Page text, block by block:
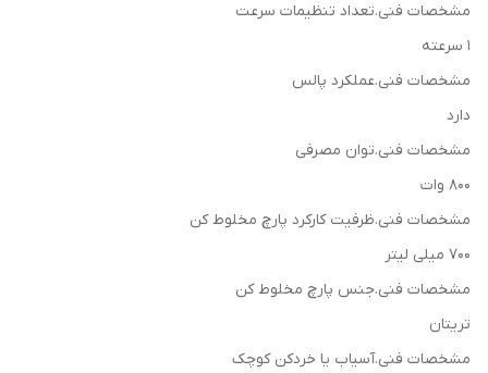
مشخصات فنی.تعداد تنظیمات سرعت
1 سرعته
مشخصات فنی.عملکرد پالس
دارد
مشخصات فنی.توان مصرفی
800 وات
مشخصات فنی.ظرفیت کارکرد پارچ مخلوط کن
700 میلی لیتر
مشخصات فنی.جنس پارچ مخلوط کن
تریتان
مشخصات فنی.آسیاب یا خردکن کوچک